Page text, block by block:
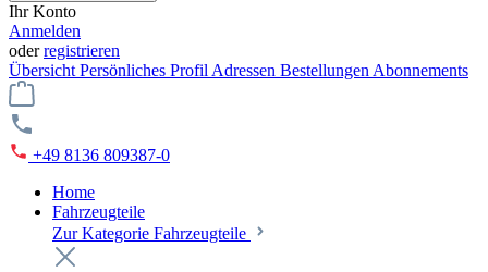
Ihr Konto
Anmelden
oderregistrieren
Übersicht Persönliches Profil Adressen Bestellungen Abonnements
+49 8136 809387-0
Home
Fahrzeugteile
Zur Kategorie Fahrzeugteile